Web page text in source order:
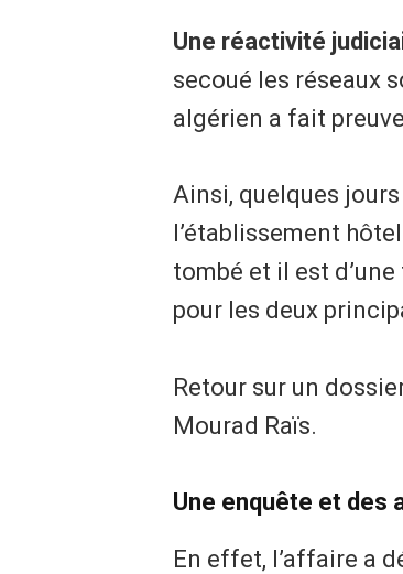
Une réactivité
secoué les réseaux
algérien a fait
Ainsi, quelques
l’établissement
tombé et il est
pour les deux
Retour sur un
Mourad Raïs.
​Une enquête et des
​En effet, l’affaire a